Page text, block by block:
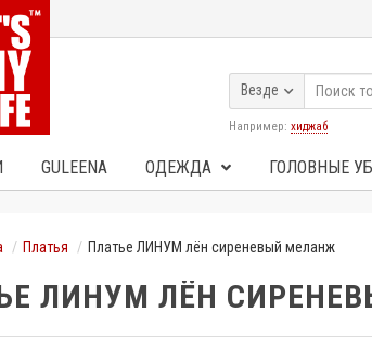
Везде
Например: хиджаб
GULEENA ОДЕЖДА ГОЛОВНЫЕ
Платья Платье ЛИНУМ лён сиреневый меланж
ЛИНУМ ЛЁН